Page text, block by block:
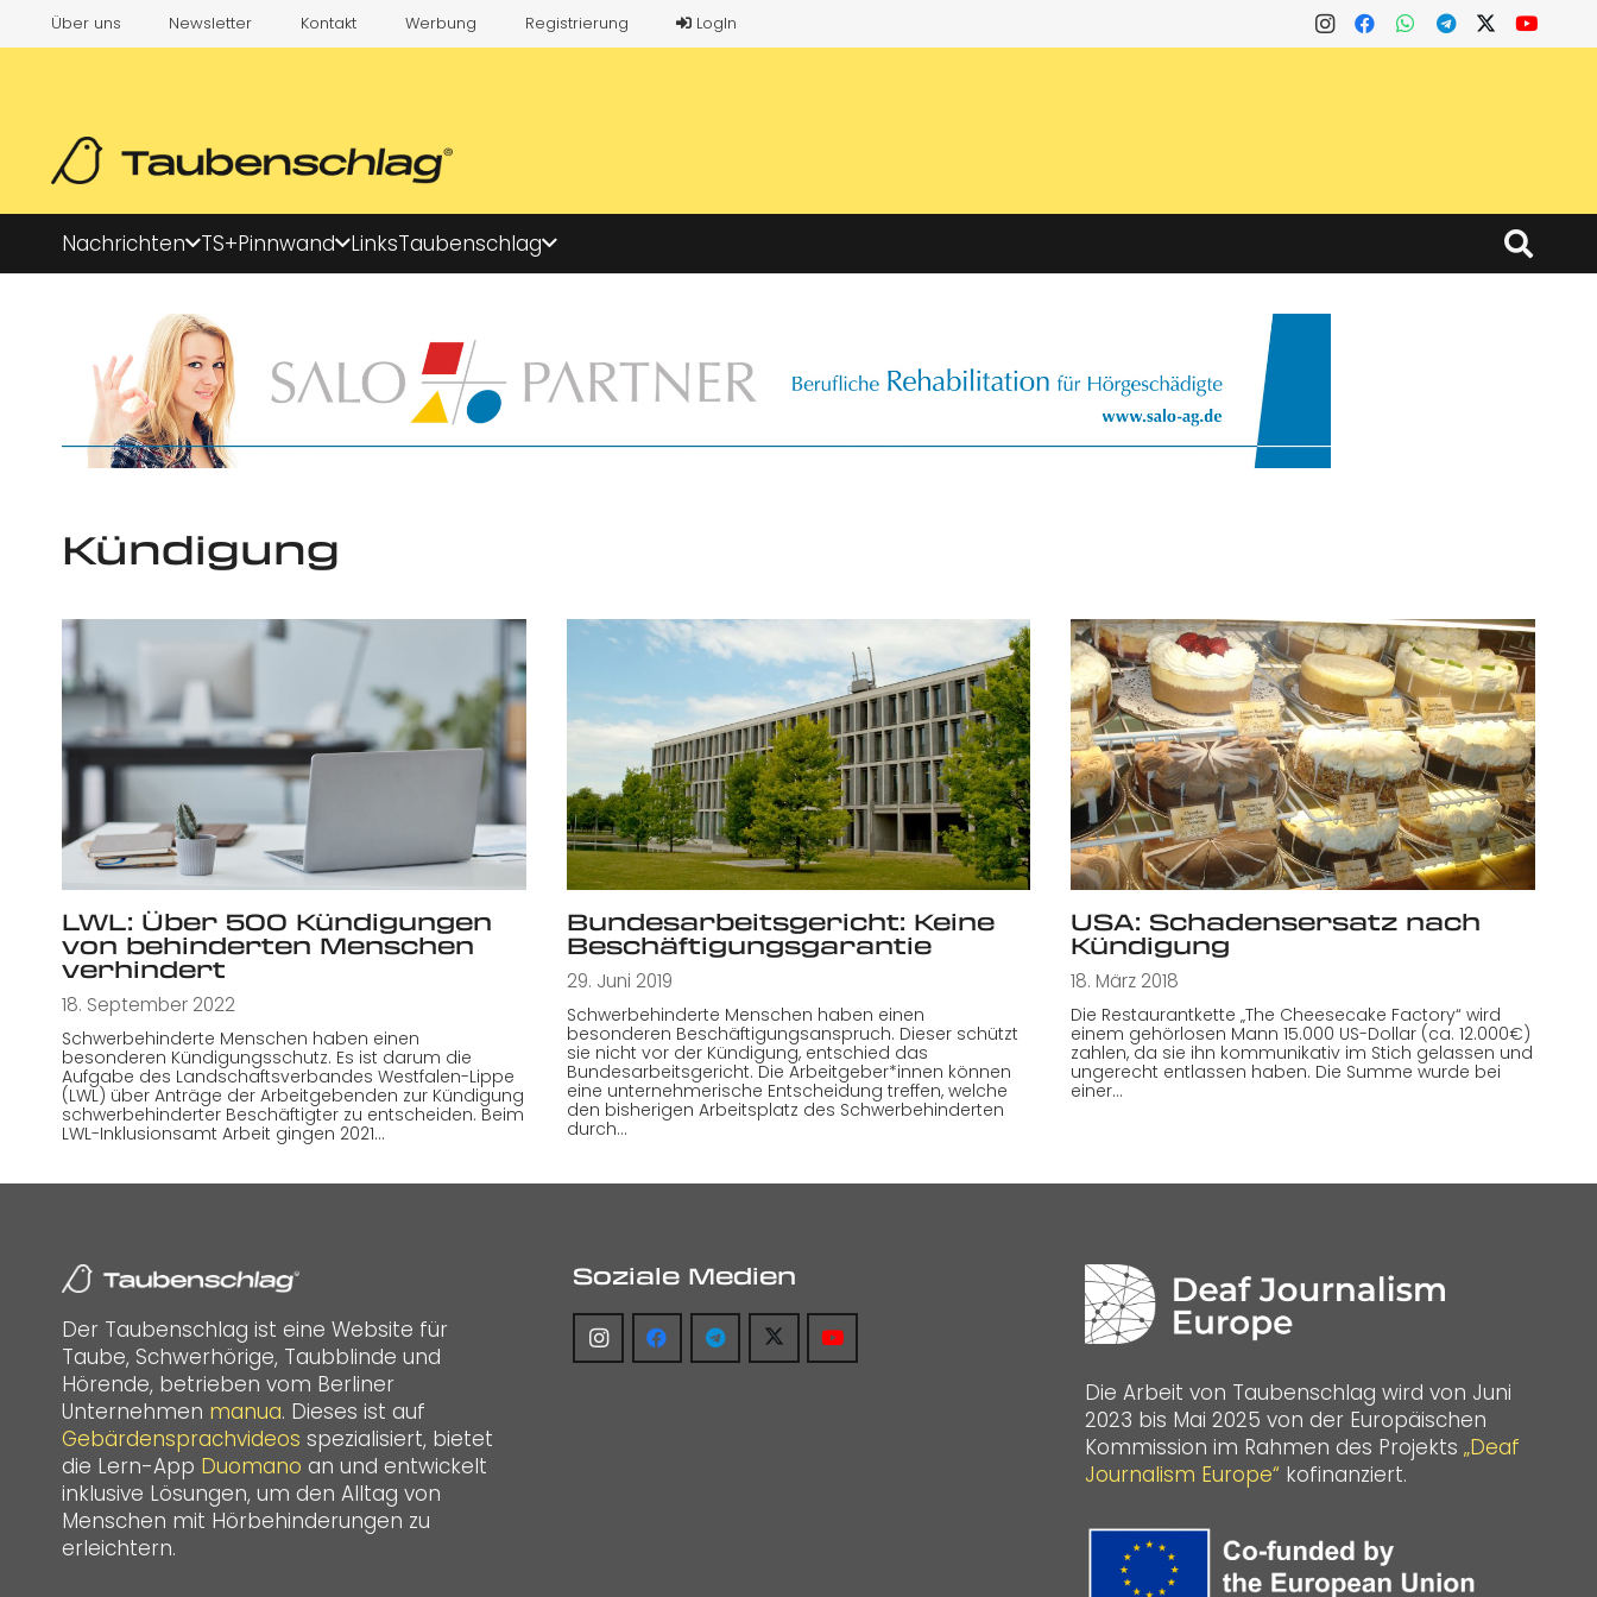
Über uns Newsletter Kontakt Werbung Registrierung LogIn
Nachrichten TS+Pinnwand LinksTaubenschlag
Kündigung
LWL: Über 500 Kündigungen
von behinderten Menschen
verhindert
18. September 2022
Schwerbehinderte Menschen haben einen
besonderen Kündigungsschutz. Es ist darum die
Aufgabe des Landschaftsverbandes Westfalen-Lippe
(LWL) über Anträge der Arbeitgebenden zur Kündigung
schwerbehinderter Beschäftigter zu entscheiden. Beim
LWL-Inklusionsamt Arbeit gingen 2021…
Bundesarbeitsgericht: Keine
Beschäftigungsgarantie
29. Juni 2019
Schwerbehinderte Menschen haben einen
besonderen Beschäftigungsanspruch. Dieser schützt
sie nicht vor der Kündigung, entschied das
Bundesarbeitsgericht. Die Arbeitgeber*innen können
eine unternehmerische Entscheidung treffen, welche
den bisherigen Arbeitsplatz des Schwerbehinderten
durch…
USA: Schadensersatz nach
Kündigung
18. März 2018
Die Restaurantkette „The Cheesecake Factory“ wird
einem gehörlosen Mann 15.000 US-Dollar (ca. 12.000€)
zahlen, da sie ihn kommunikativ im Stich gelassen und
ungerecht entlassen haben. Die Summe wurde bei
einer…
Der Taubenschlag ist eine Website für
Taube, Schwerhörige, Taubblinde und
Hörende, betrieben vom Berliner
Unternehmen manua. Dieses ist auf
Gebärdensprachvideos spezialisiert, bietet
die Lern-App Duomano an und entwickelt
inklusive Lösungen, um den Alltag von
Menschen mit Hörbehinderungen zu
erleichtern.
Soziale Medien
Die Arbeit von Taubenschlag wird von Juni
2023 bis Mai 2025 von der Europäischen
Kommission im Rahmen des Projekts „Deaf
Journalism Europe“ kofinanziert.